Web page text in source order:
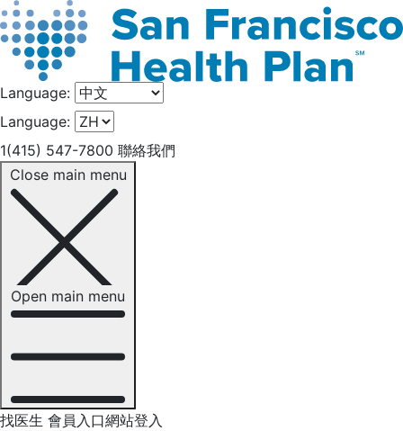
Language:
Language:
1(415) 547-7800 聯絡我們
Close main menu
Open main menu
找医生 會員入口網站登入